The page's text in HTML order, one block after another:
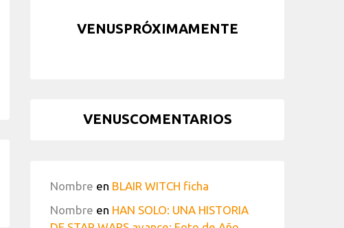
VENUSPRÓXIMAMENTE
VENUSCOMENTARIOS
Nombre en BLAIR WITCH ficha
Nombre en HAN SOLO: UNA HISTORIA